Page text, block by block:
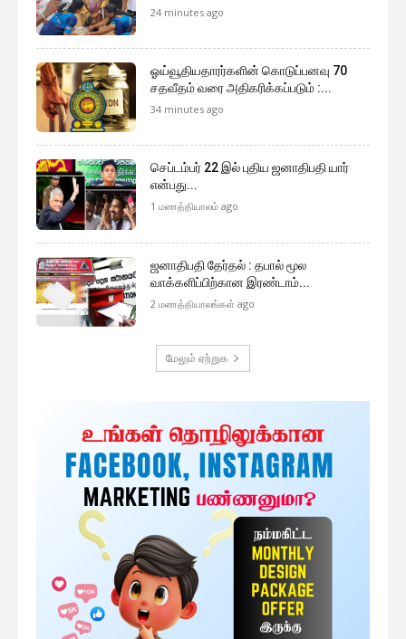
24 minutes ago
ஓய்வூதியதாரர்களின் கொடுப்பனவு 70
சதவீதம் வரை அதிகரிக்கப்படும் :...
34 minutes ago
செப்டம்பர் 22 இல் புதிய ஜனாதிபதி யார்
என்பது...
1 மணத்தியாலம் ago
ஜனாதிபதி தேர்தல் : தபால் மூல
வாக்களிப்பிற்கான இரண்டாம்...
2 மணத்தியாலங்கள் ago
மேலும் ஏற்றுக